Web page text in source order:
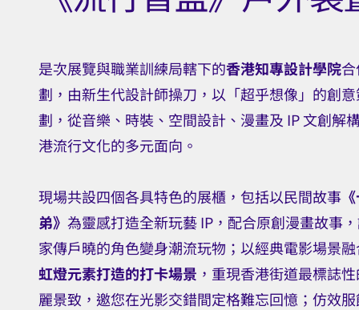
免費入場
是次展覽與職業訓練局轄下的香港知專設計學院
劃，由新生代設計師操刀，以「超乎想像」的創
劃，從音樂、時裝、空間設計、漫畫及 IP 文創解
港流行文化的多元面向。
現場共設四個各具特色的展櫃，包括以民間故事
弟》 為靈感打造全新玩藝 IP，配合原創漫畫故事
家傳戶曉的角色變身潮流玩物；以經典電影場景
虹燈元素打造的打卡場景 ，重現香港街道最標誌
麗景致，邀您在光影交錯間定格難忘回憶；仿效